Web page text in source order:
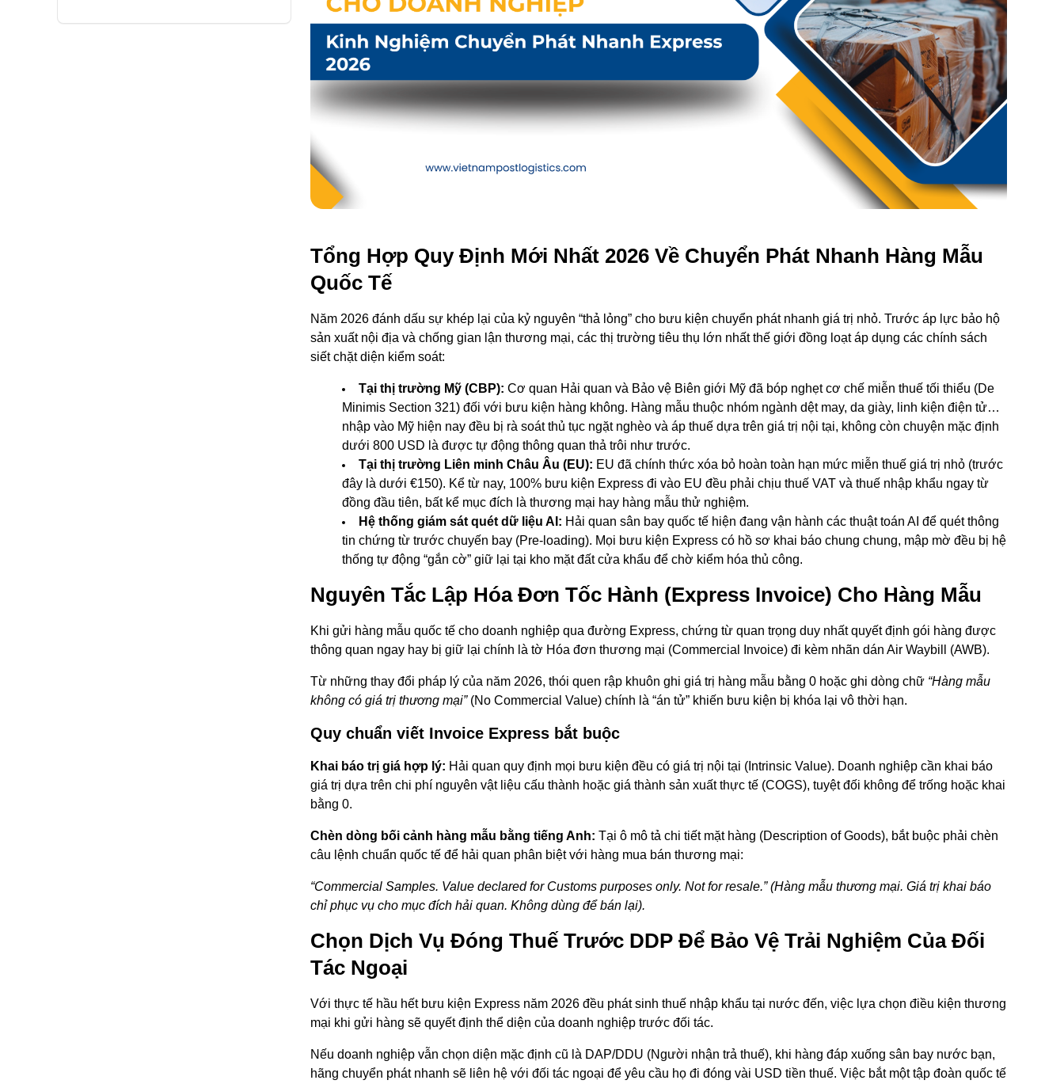
Tổng Hợp Quy Định Mới Nhất 2026 Về Chuyển Phát Nhanh Hàng Mẫu
Quốc Tế
Năm 2026 đánh dấu sự khép lại của kỷ nguyên “thả lỏng” cho bưu kiện chuyển phát nhanh giá trị nhỏ. Trước áp lực bảo hộ
sản xuất nội địa và chống gian lận thương mại, các thị trường tiêu thụ lớn nhất thế giới đồng loạt áp dụng các chính sách
siết chặt diện kiểm soát:
Tại thị trường Mỹ (CBP): Cơ quan Hải quan và Bảo vệ Biên giới Mỹ đã bóp nghẹt cơ chế miễn thuế tối thiểu (De
Minimis Section 321) đối với bưu kiện hàng không. Hàng mẫu thuộc nhóm ngành dệt may, da giày, linh kiện điện tử…
nhập vào Mỹ hiện nay đều bị rà soát thủ tục ngặt nghèo và áp thuế dựa trên giá trị nội tại, không còn chuyện mặc định
dưới 800 USD là được tự động thông quan thả trôi như trước.
Tại thị trường Liên minh Châu Âu (EU): EU đã chính thức xóa bỏ hoàn toàn hạn mức miễn thuế giá trị nhỏ (trước
đây là dưới €150). Kể từ nay, 100% bưu kiện Express đi vào EU đều phải chịu thuế VAT và thuế nhập khẩu ngay từ
đồng đầu tiên, bất kể mục đích là thương mại hay hàng mẫu thử nghiệm.
Hệ thống giám sát quét dữ liệu AI: Hải quan sân bay quốc tế hiện đang vận hành các thuật toán AI để quét thông
tin chứng từ trước chuyến bay (Pre-loading). Mọi bưu kiện Express có hồ sơ khai báo chung chung, mập mờ đều bị hệ
thống tự động “gắn cờ” giữ lại tại kho mặt đất cửa khẩu để chờ kiểm hóa thủ công.
Nguyên Tắc Lập Hóa Đơn Tốc Hành (Express Invoice) Cho Hàng Mẫu
Khi gửi hàng mẫu quốc tế cho doanh nghiệp qua đường Express, chứng từ quan trọng duy nhất quyết định gói hàng được
thông quan ngay hay bị giữ lại chính là tờ Hóa đơn thương mại (Commercial Invoice) đi kèm nhãn dán Air Waybill (AWB).
Từ những thay đổi pháp lý của năm 2026, thói quen rập khuôn ghi giá trị hàng mẫu bằng 0 hoặc ghi dòng chữ “Hàng mẫu
không có giá trị thương mại”(No Commercial Value) chính là “án tử” khiến bưu kiện bị khóa lại vô thời hạn.
Quy chuẩn viết Invoice Express bắt buộc
Khai báo trị giá hợp lý: Hải quan quy định mọi bưu kiện đều có giá trị nội tại ( Intrinsic Value). Doanh nghiệp cần khai báo
giá trị dựa trên chi phí nguyên vật liệu cấu thành hoặc giá thành sản xuất thực tế (COGS), tuyệt đối không để trống hoặc khai
bằng 0.
Chèn dòng bối cảnh hàng mẫu bằng tiếng Anh: Tại ô mô tả chi tiết mặt hàng (Description of Goods), bắt buộc phải chèn
câu lệnh chuẩn quốc tế để hải quan phân biệt với hàng mua bán thương mại:
“Commercial Samples. Value declared for Customs purposes only. Not for resale.” (Hàng mẫu thương mại. Giá trị khai báo
chỉ phục vụ cho mục đích hải quan. Không dùng để bán lại).
Chọn Dịch Vụ Đóng Thuế Trước DDP Để Bảo Vệ Trải Nghiệm Của Đối
Tác Ngoại
Với thực tế hầu hết bưu kiện Express năm 2026 đều phát sinh thuế nhập khẩu tại nước đến, việc lựa chọn điều kiện thương
mại khi gửi hàng sẽ quyết định thể diện của doanh nghiệp trước đối tác.
Nếu doanh nghiệp vẫn chọn diện mặc định cũ là DAP/DDU (Người nhận trả thuế), khi hàng đáp xuống sân bay nước bạn,
hãng chuyển phát nhanh sẽ liên hệ với đối tác ngoại để yêu cầu họ đi đóng vài USD tiền thuế. Việc bắt một tập đoàn quốc tế